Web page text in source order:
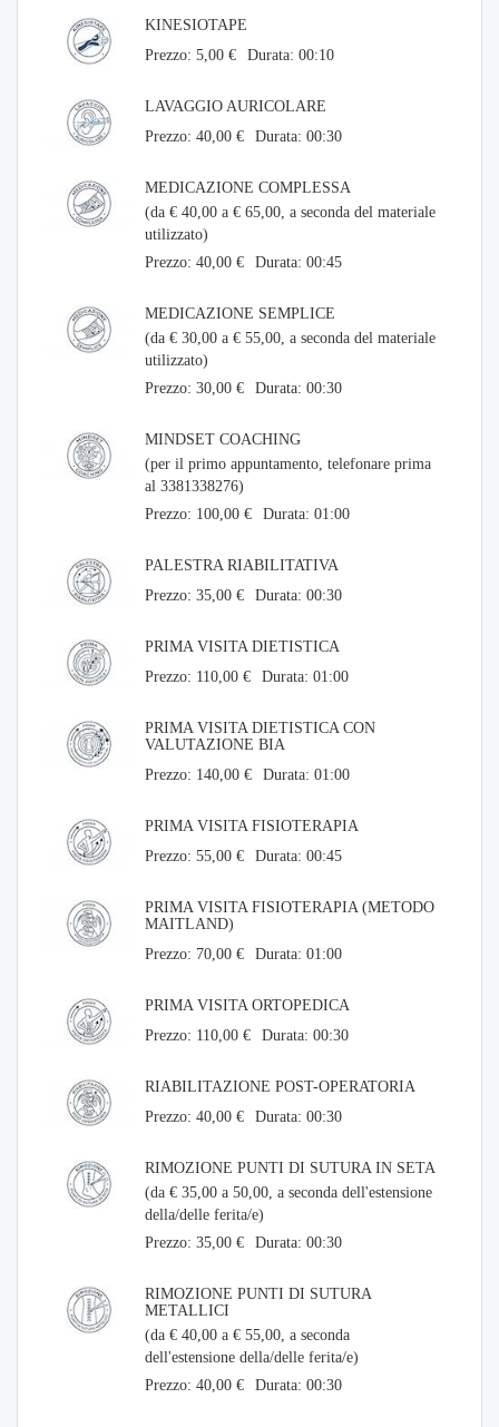
KINESIOTAPE
Prezzo: 5,00 €
Durata: 00:10
LAVAGGIO AURICOLARE
Prezzo: 40,00 €
Durata: 00:30
MEDICAZIONE COMPLESSA
(da € 40,00 a € 65,00, a seconda del materiale
utilizzato)
Prezzo: 40,00 €
Durata: 00:45
MEDICAZIONE SEMPLICE
(da € 30,00 a € 55,00, a seconda del materiale
utilizzato)
Prezzo: 30,00 €
Durata: 00:30
MINDSET COACHING
(per il primo appuntamento, telefonare prima
al 3381338276)
Prezzo: 100,00 €
Durata: 01:00
PALESTRA RIABILITATIVA
Prezzo: 35,00 €
Durata: 00:30
PRIMA VISITA DIETISTICA
Prezzo: 110,00 €
Durata: 01:00
PRIMA VISITA DIETISTICA CON
VALUTAZIONE BIA
Prezzo: 140,00 €
Durata: 01:00
PRIMA VISITA FISIOTERAPIA
Prezzo: 55,00 €
Durata: 00:45
PRIMA VISITA FISIOTERAPIA (METODO
MAITLAND)
Prezzo: 70,00 €
Durata: 01:00
PRIMA VISITA ORTOPEDICA
Prezzo: 110,00 €
Durata: 00:30
RIABILITAZIONE POST-OPERATORIA
Prezzo: 40,00 €
Durata: 00:30
RIMOZIONE PUNTI DI SUTURA IN SETA
(da € 35,00 a 50,00, a seconda dell'estensione
della/delle ferita/e)
Prezzo: 35,00 €
Durata: 00:30
RIMOZIONE PUNTI DI SUTURA
METALLICI
(da € 40,00 a € 55,00, a seconda
dell'estensione della/delle ferita/e)
Prezzo: 40,00 €
Durata: 00:30